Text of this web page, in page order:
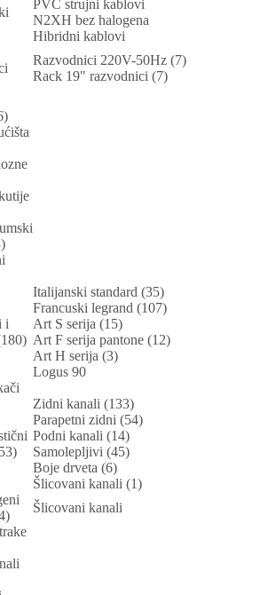
PVC strujni kablovi
N2XH bez halogena
Hibridni kablovi
Razvodnici 220V-50Hz (7)
Rack 19" razvodnici (7)
i
Italijanski standard (35)
Francuski legrand (107)
Art S serija (15)
Art F serija pantone (12)
Art H serija (3)
Logus 90
Zidni kanali (133)
Parapetni zidni (54)
Podni kanali (14)
Samolepljivi (45)
Boje drveta (6)
Šlicovani kanali (1)
Šlicovani kanali